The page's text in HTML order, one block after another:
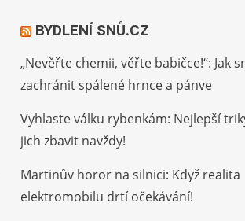
BYDLENÍ SNŮ.CZ
„Nevěřte chemii, věřte babičce!“: Jak
zachránit spálené hrnce a pánve
Vyhlaste válku rybenkám: Nejlepší
jich zbavit navždy!
Martinův horor na silnici: Když realita
elektromobilu drtí očekávání!